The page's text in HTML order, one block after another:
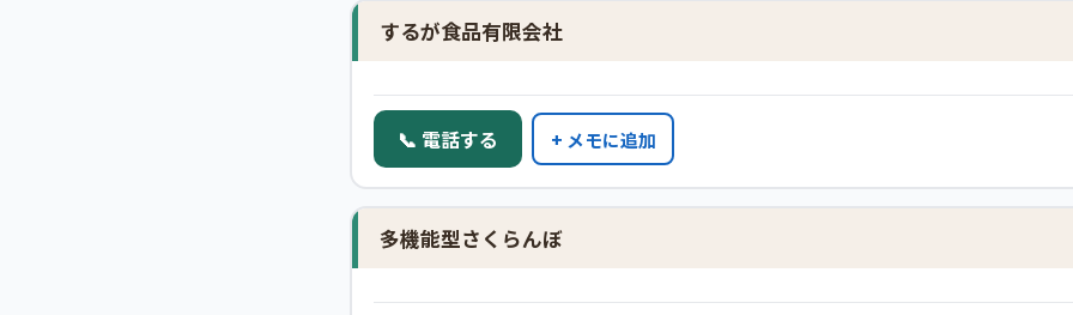
するが食品有限会社
📞 電話する + メモに追加
多機能型さくらんぼ